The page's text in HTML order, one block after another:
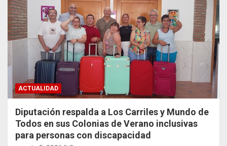
ACTUALIDAD
Diputación respalda a Los Carriles y Mundo de
Todos en sus Colonias de Verano inclusivas
para personas con discapacidad